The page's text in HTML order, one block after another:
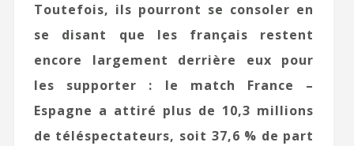
Toutefois, ils pourront se consoler en
se disant que les français restent
encore largement derrière eux pour
les supporter : le match France –
Espagne a attiré plus de 10,3 millions
de téléspectateurs, soit 37,6 % de part